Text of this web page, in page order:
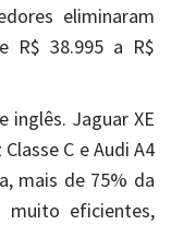
eliminaram
R$ 38.995 a R$
inglês. Jaguar XE
C e Audi A4
mais de 75% da
muito eficientes,